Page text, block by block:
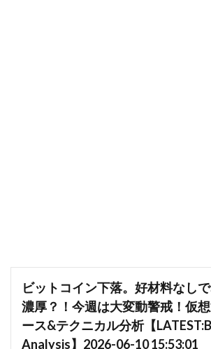
ビットコイン下落。好材料なし
濃厚？！今週は大変動警戒！仮
ース&テクニカル分析【
Analysis】2026-06-10 15:53:01